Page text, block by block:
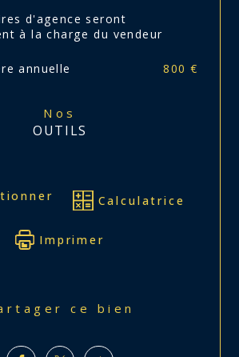
d'agence seront
à la charge du vendeur
annuelle 800 €
Nos
OUTILS
Calculatrice
Imprimer
ce bien